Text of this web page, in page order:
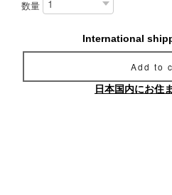
数量
International
Add to
日本国内にお住